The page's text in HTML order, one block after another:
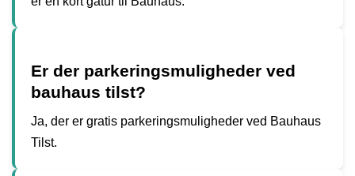
Er der parkeringsmuligheder ved
bauhaus tilst?
Ja, der er gratis parkeringsmuligheder ved Bauhaus
Tilst.